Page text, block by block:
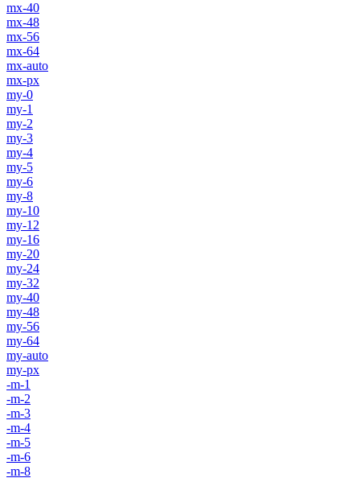
mx-40
mx-48
mx-56
mx-64
mx-auto
mx-px
my-0
my-1
my-2
my-3
my-4
my-5
my-6
my-8
my-10
my-12
my-16
my-20
my-24
my-32
my-40
my-48
my-56
my-64
my-auto
my-px
-m-1
-m-2
-m-3
-m-4
-m-5
-m-6
-m-8